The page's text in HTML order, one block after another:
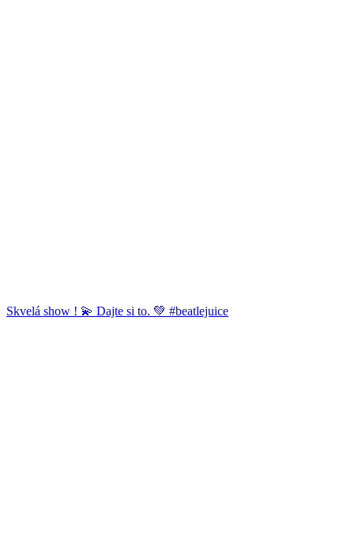
Skvelá show ! 💫 Dajte si to. 💚 #beatlejuice